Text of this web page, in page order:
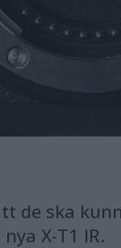
de ska
X-T1 IR.